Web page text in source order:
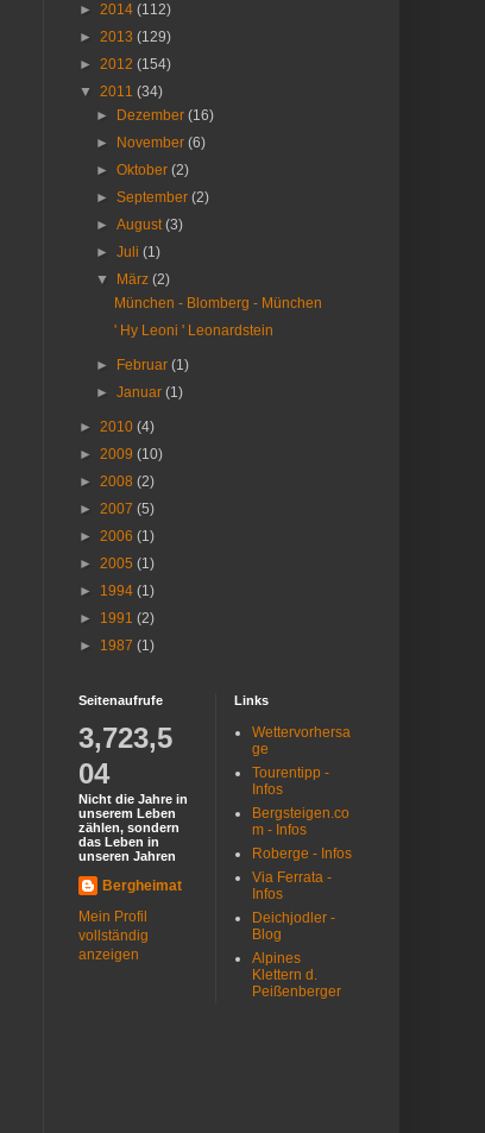
► 2014 (112)
► 2013 (129)
► 2012 (154)
▼ 2011 (34)
►
Dezember(16)
►
November(6)
►Oktober(2)
►September(2)
►August(3)
►Juli(1)
▼
März(2)
München - Blomberg - München
' Hy Leoni ' Leonardstein
► Februar(1)
►Januar(1)
► 2010 (4)
► 2009 (10)
► 2008 (2)
► 2007 (5)
► 2006 (1)
► 2005 (1)
► 1994 (1)
► 1991 (2)
► 1987 (1)
Seitenaufrufe
3,723,5
04
Nicht die Jahre in
unserem Leben
zählen, sondern
das Leben in
unseren Jahren
Bergheimat
Mein Profil
vollständig
anzeigen
Links
Wettervorhersa
ge
Tourentipp -
Infos
Bergsteigen.co
m - Infos
Roberge - Infos
Via Ferrata -
Infos
Deichjodler -
Blog
Alpines
Klettern d.
Peißenberger